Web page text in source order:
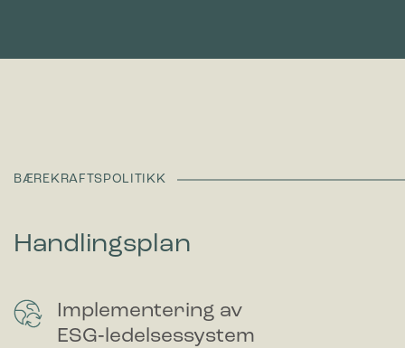
BÆREKRAFTSPOLITIKK
Handlingsplan
Implementering av
ESG‑ledelsessystem